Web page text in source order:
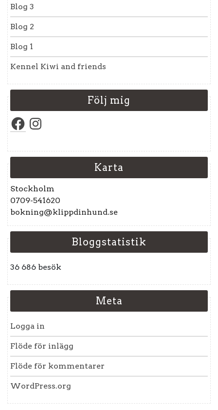
Blog 3
Blog 2
Blog 1
Kennel Kiwi and friends
Följ mig
FacebookInstagram
Karta
Stockholm
0709-541620
bokning@klippdinhund.se
Bloggstatistik
36 686 besök
Meta
Logga in
Flöde för inlägg
Flöde för kommentarer
WordPress.org